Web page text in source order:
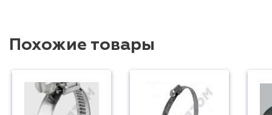
Похожие товары